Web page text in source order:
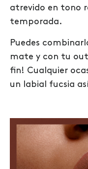
atrevido en tono
temporada.
Puedes
mate y con tu
fin! Cualquier
un labial fucsia